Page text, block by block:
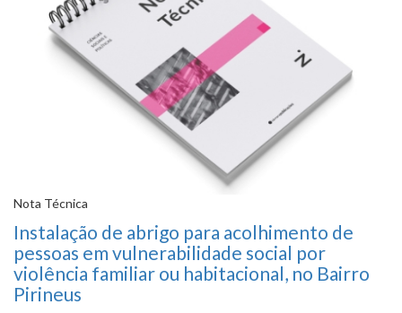
Nota Técnica
Instalação de abrigo para acolhimento de
pessoas em vulnerabilidade social por
violência familiar ou habitacional, no Bairro
Pirineus